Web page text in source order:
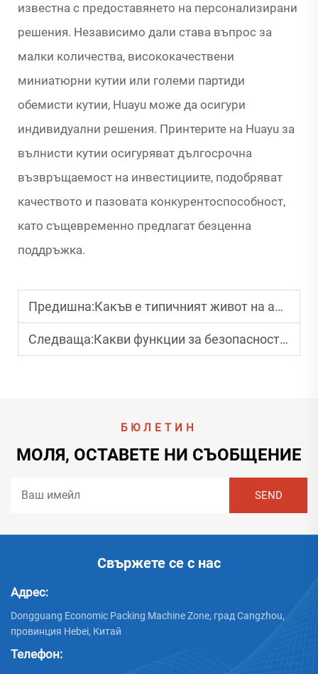
известна с предоставянето на персонализирани
решения. Независимо дали става въпрос за
малки количества, висококачествени
миниатюрни кутии или големи партиди
обемисти кутии, Huayu може да осигури
индивидуални решения. Принтерите на Huayu за
вълнисти кутии осигуряват дългосрочна
възвръщаемост на инвестициите, подобряват
качеството и пазовата конкурентоспособност,
като същевременно предлагат безценна
поддръжка.
Предишна:Какъв е типичният живот на автоматична машина за сгъване и залепване?
Следваща:Какви функции за безопасност трябва да има машината за печат върху гофриран картон?
БЮЛЕТИН
МОЛЯ, ОСТАВЕТЕ НИ СЪОБЩЕНИЕ
Свържете се с нас
Адрес:
Dongguang Economic Packing Machine Zone, град Cangzhou,
провинция Hebei, Китай
Телефон: